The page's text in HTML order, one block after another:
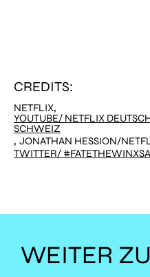
CREDITS:
NETFLIX,
YOUTUBE/ NETFLIX
SCHWEIZ
, JONATHAN HESSION/
TWITTER/
WEITER ZU